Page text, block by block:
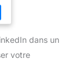
dans un
votre